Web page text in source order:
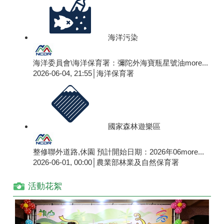
海洋污染
海洋委員會\海洋保育署：彌陀外海寶瓶星號油more...
2026-06-04, 21:55│海洋保育署
國家森林遊樂區
整修聯外道路,休園 預計開始日期：2026年06more...
2026-06-01, 00:00│農業部林業及自然保育署
活動花絮